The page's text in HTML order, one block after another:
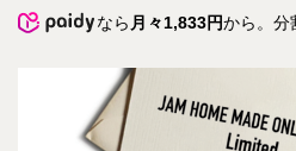
なら 月々1,833円から。分